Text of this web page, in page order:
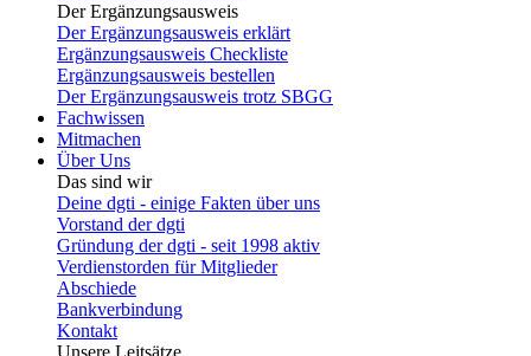
Der Ergänzungsausweis
Der Ergänzungsausweis erklärt
Ergänzungsausweis Checkliste
Ergänzungsausweis bestellen
Der Ergänzungsausweis trotz SBGG
Fachwissen
Mitmachen
Über Uns
Das sind wir
Deine dgti - einige Fakten über uns
Vorstand der dgti
Gründung der dgti - seit 1998 aktiv
Verdienstorden für Mitglieder
Abschiede
Bankverbindung
Kontakt
Unsere Leitsätze